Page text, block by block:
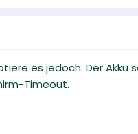
es jedoch. Der
Timeout.